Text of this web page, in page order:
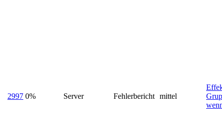
2997 0% Server Fehlerbericht mittel